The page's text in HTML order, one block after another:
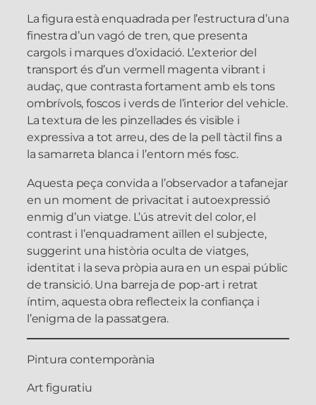
La figura està enquadrada per l’estructura d’una
finestra d’un vagó de tren, que presenta
cargols i marques d’oxidació. L’exterior del
transport és d’un vermell magenta vibrant i
audaç, que contrasta fortament amb els tons
ombrívols, foscos i verds de l’interior del vehicle.
La textura de les pinzellades és visible i
expressiva a tot arreu, des de la pell tàctil fins a
la samarreta blanca i l’entorn més fosc.
Aquesta peça convida a l’observador a tafanejar
en un moment de privacitat i autoexpressió
enmig d’un viatge. L’ús atrevit del color, el
contrast i l’enquadrament aïllen el subjecte,
suggerint una història oculta de viatges,
identitat i la seva pròpia aura en un espai públic
de transició. Una barreja de pop-art i retrat
íntim, aquesta obra reflecteix la confiança i
l’enigma de la passatgera.
Pintura contemporània
Art figuratiu